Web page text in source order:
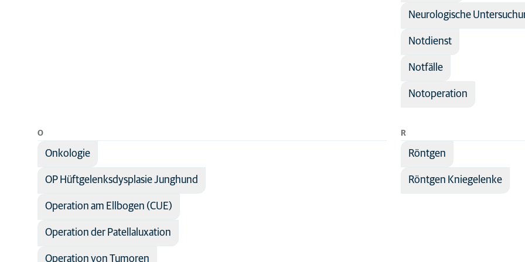
Neurologische
Notdienst
Notfälle
Notoperation
O
Onkologie
OP Hüftgelenksdysplasie Junghund
Operation am Ellbogen (CUE)
Operation der Patellaluxation
Operation von Tumoren
R
Röntgen
Röntgen Kniegelenke